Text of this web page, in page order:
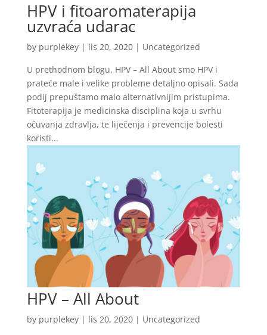
HPV i fitoaromaterapija
uzvraća udarac
by purplekey| lis 20, 2020| Uncategorized
U prethodnom blogu, HPV – All About smo HPV i
prateće male i velike probleme detaljno opisali. Sada
podij prepuštamo malo alternativnijim pristupima.
Fitoterapija je medicinska disciplina koja u svrhu
očuvanja zdravlja, te liječenja i prevencije bolesti
koristi...
HPV – All About
by purplekey| lis 20, 2020| Uncategorized